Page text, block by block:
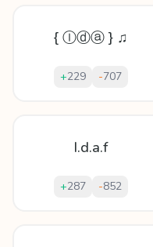
{ Ⓘⓓⓐ } ♫
+229 -707
I.d.a.f
+287 -852